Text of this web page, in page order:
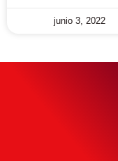
junio 3, 2022